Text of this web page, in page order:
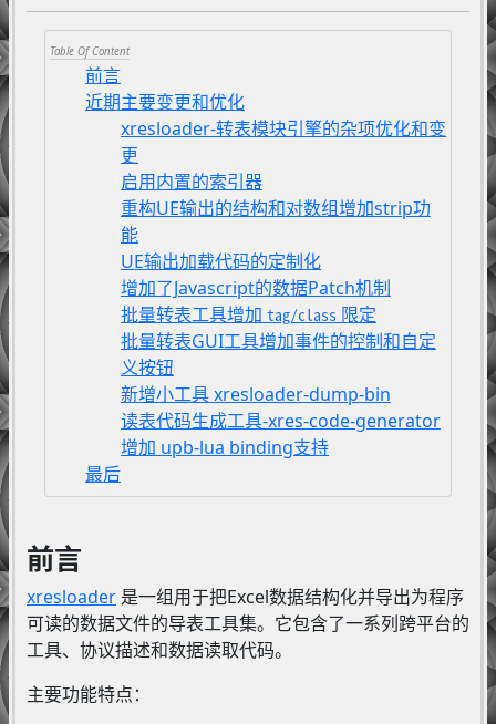
前言
近期主要变更和优化
xresloader-转表模块引擎的杂项优化和变
更
启用内置的索引器
重构UE输出的结构和对数组增加strip功
能
UE输出加载代码的定制化
增加了Javascript的数据Patch机制
批量转表工具增加 tag/class限定
批量转表GUI工具增加事件的控制和自定
义按钮
新增小工具 xresloader-dump-bin
读表代码生成工具-xres-code-generator
增加 upb-lua binding支持
最后
前言
xresloader是一组用于把Excel数据结构化并导出为程序
可读的数据文件的导表工具集。它包含了一系列跨平台的
工具、协议描述和数据读取代码。
主要功能特点：